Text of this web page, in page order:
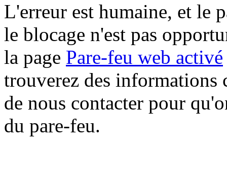
L'erreur est humaine, et le
le blocage n'est pas
la page Pare-feu web activé
trouverez des informations
de nous contacter pour
du pare-feu.